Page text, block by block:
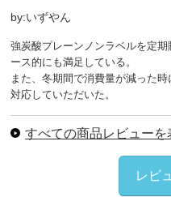
by:いずやん
強炭酸プレーンノンラベルを定
ース的にも満足している。
また、冬期間で消費量が減った
対応していただいた。
すべての商品レビューを
レビ